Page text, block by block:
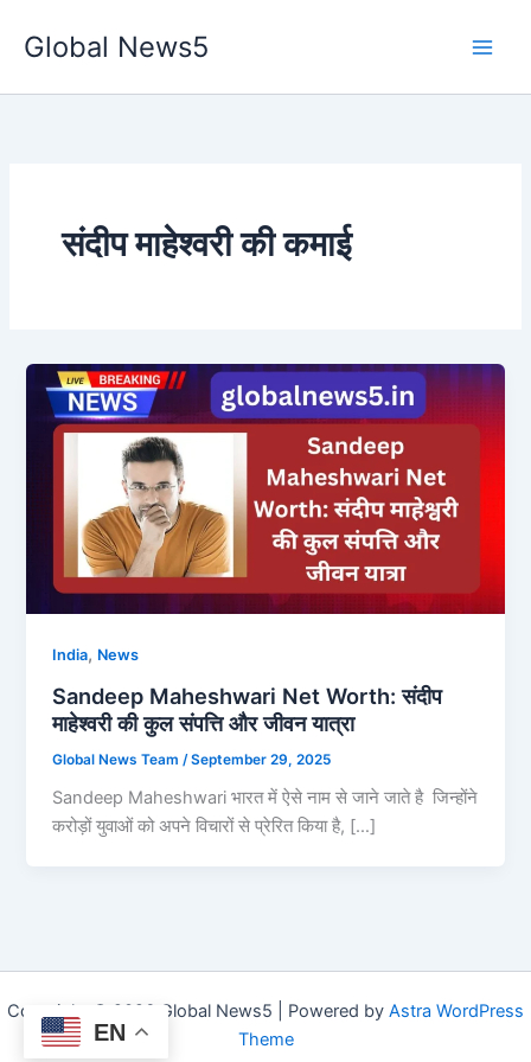
Global News5
संदीप माहेश्वरी की कमाई
India, News
Sandeep Maheshwari Net Worth: संदीप
माहेश्वरी की कुल संपत्ति और जीवन यात्रा
Global News Team /September 29, 2025
Sandeep Maheshwari भारत में ऐसे नाम से जाने जाते है जिन्होंने
करोड़ों युवाओं को अपने विचारों से प्रेरित किया है, […]
Copyright © 2026 Global News5 | Powered by Astra WordPress
Theme
EN